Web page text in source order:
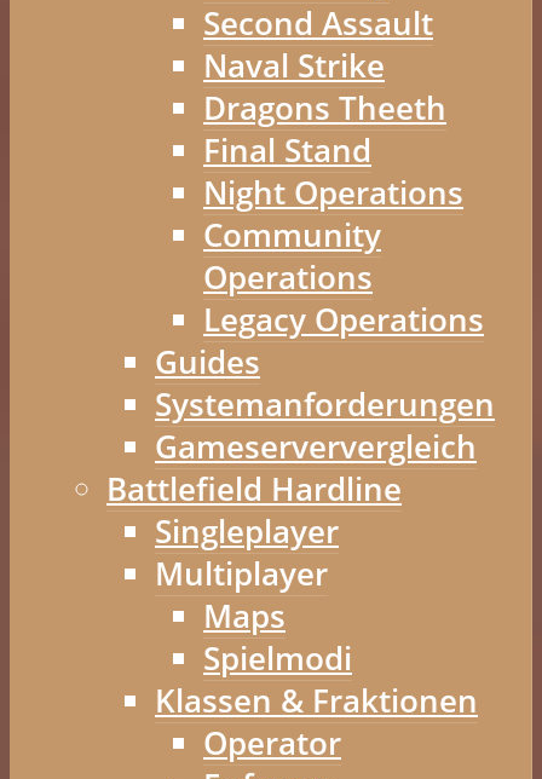
Second Assault
Naval Strike
Dragons Theeth
Final Stand
Night Operations
Community
Operations
Legacy Operations
Guides
Systemanforderungen
Gameserververgleich
Battlefield Hardline
Singleplayer
Multiplayer
Maps
Spielmodi
Klassen & Fraktionen
Operator